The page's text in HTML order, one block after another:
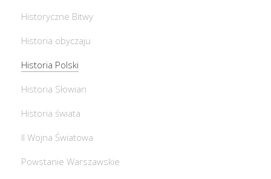
Historyczne Bitwy
Historia obyczaju
Historia Polski
Historia Słowian
Historia świata
II Wojna Światowa
Powstanie Warszawskie